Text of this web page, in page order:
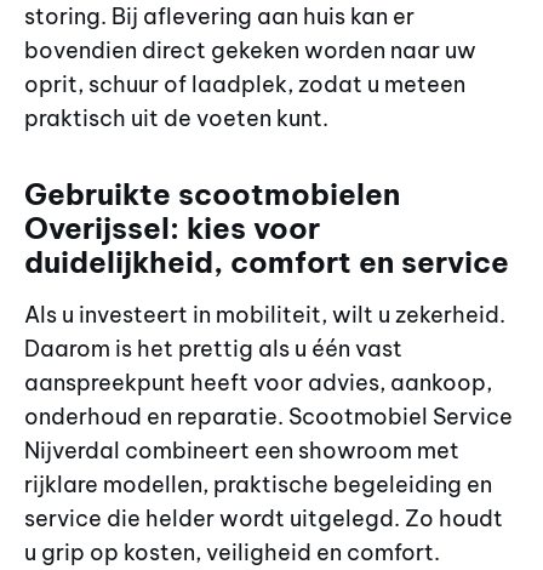
storing. Bij aflevering aan huis kan er
bovendien direct gekeken worden naar uw
oprit, schuur of laadplek, zodat u meteen
praktisch uit de voeten kunt.
Gebruikte scootmobielen
Overijssel: kies voor
duidelijkheid, comfort en service
Als u investeert in mobiliteit, wilt u zekerheid.
Daarom is het prettig als u één vast
aanspreekpunt heeft voor advies, aankoop,
onderhoud en reparatie. Scootmobiel Service
Nijverdal combineert een showroom met
rijklare modellen, praktische begeleiding en
service die helder wordt uitgelegd. Zo houdt
u grip op kosten, veiligheid en comfort.